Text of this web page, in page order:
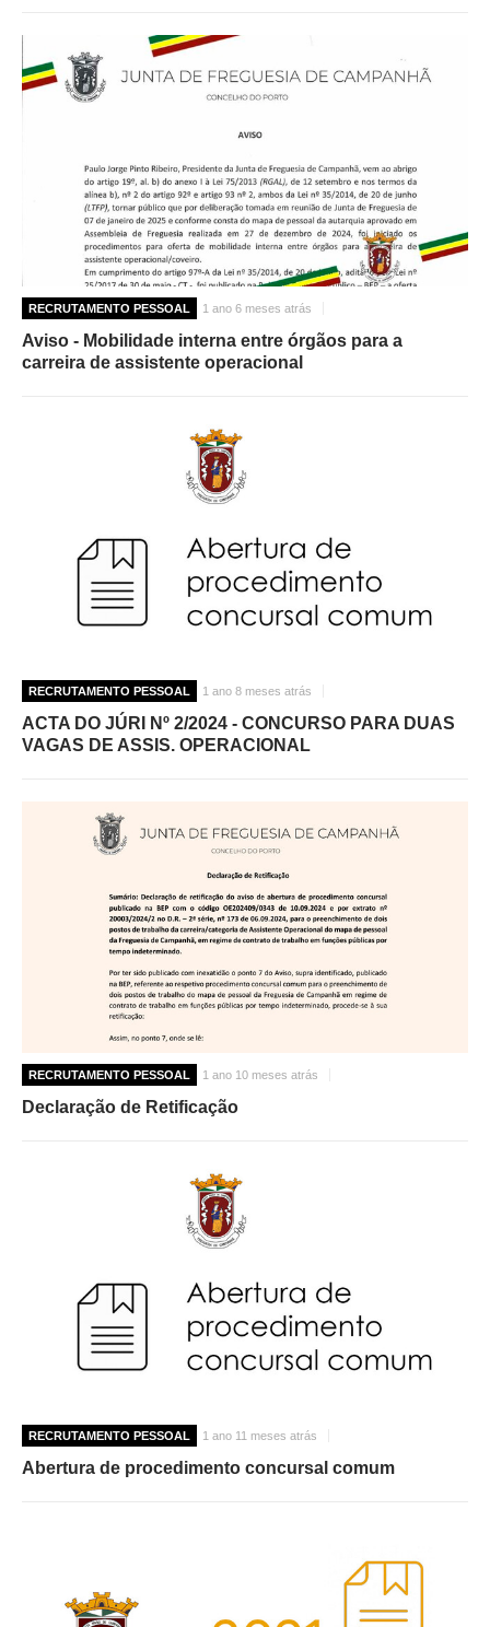
RECRUTAMENTO PESSOAL 1 ano 6 meses atrás
Aviso - Mobilidade interna entre órgãos para a
carreira de assistente operacional
RECRUTAMENTO PESSOAL 1 ano 8 meses atrás
ACTA DO JÚRI Nº 2/2024 - CONCURSO PARA DUAS
VAGAS DE ASSIS. OPERACIONAL
RECRUTAMENTO PESSOAL 1 ano 10 meses atrás
Declaração de Retificação
RECRUTAMENTO PESSOAL 1 ano 11 meses atrás
Abertura de procedimento concursal comum